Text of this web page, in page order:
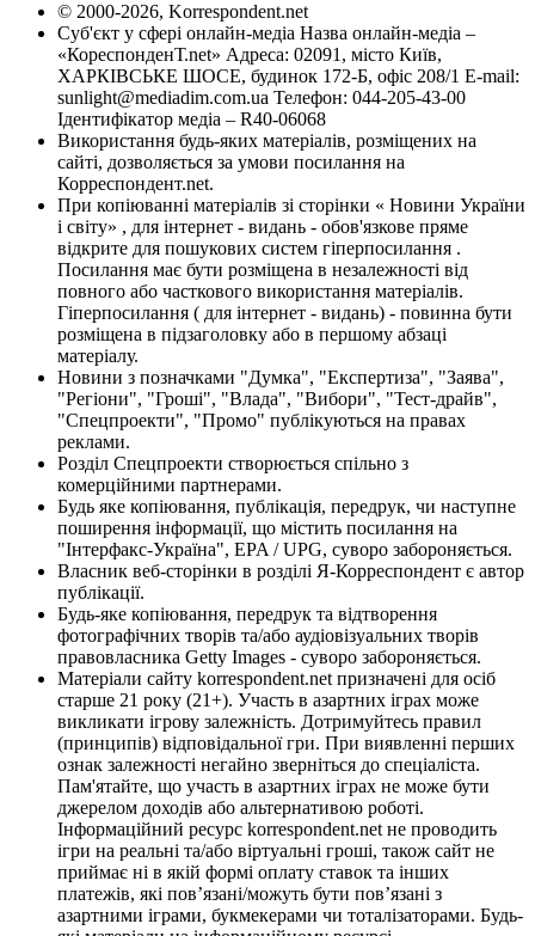
© 2000-2026, Korrespondent.net
Суб'єкт у сфері онлайн-медіа Назва онлайн-медіа –
«КореспонденТ.net» Адреса: 02091, місто Київ,
ХАРКІВСЬКЕ ШОСЕ, будинок 172-Б, офіс 208/1 E-mail:
sunlight@mediadim.com.ua Телефон: 044-205-43-00
Ідентифікатор медіа – R40-06068
Використання будь-яких матеріалів, розміщених на
сайті, дозволяється за умови посилання на
Корреспондент.net.
При копіюванні матеріалів зі сторінки « Новини України
і світу» , для інтернет - видань - обов'язкове пряме
відкрите для пошукових систем гіперпосилання .
Посилання має бути розміщена в незалежності від
повного або часткового використання матеріалів.
Гіперпосилання ( для інтернет - видань) - повинна бути
розміщена в підзаголовку або в першому абзаці
матеріалу.
Новини з позначками "Думка", "Експертиза", "Заява",
"Регіони", "Гроші", "Влада", "Вибори", "Тест-драйв",
"Спецпроекти", "Промо" публікуються на правах
реклами.
Розділ Спецпроекти створюється спільно з
комерційними партнерами.
Будь яке копіювання, публікація, передрук, чи наступне
поширення інформації, що містить посилання на
"Інтерфакс-Україна", EPA / UPG, суворо забороняється.
Власник веб-сторінки в розділі Я-Корреспондент є автор
публікації.
Будь-яке копіювання, передрук та відтворення
фотографічних творів та/або аудіовізуальних творів
правовласника Getty Images - суворо забороняється.
Матеріали сайту korrespondent.net призначені для осіб
старше 21 року (21+). Участь в азартних іграх може
викликати ігрову залежність. Дотримуйтесь правил
(принципів) відповідальної гри. При виявленні перших
ознак залежності негайно зверніться до спеціаліста.
Пам'ятайте, що участь в азартних іграх не може бути
джерелом доходів або альтернативою роботі.
Інформаційний ресурс korrespondent.net не проводить
ігри на реальні та/або віртуальні гроші, також сайт не
приймає ні в якій формі оплату ставок та інших
платежів, які пов’язані/можуть бути пов’язані з
азартними іграми, букмекерами чи тоталізаторами. Будь-